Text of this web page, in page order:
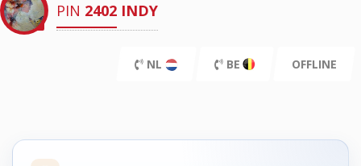
PIN 2402 INDY
NL BE OFFLINE